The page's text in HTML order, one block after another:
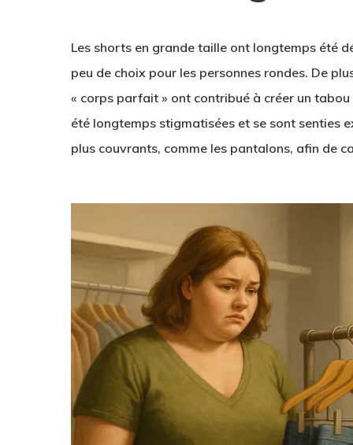
Les shorts en grande taille ont longtemps été
peu de choix pour les personnes rondes. De
« corps parfait » ont contribué à créer un
été longtemps stigmatisées et se sont senties
plus couvrants, comme les pantalons, afin de